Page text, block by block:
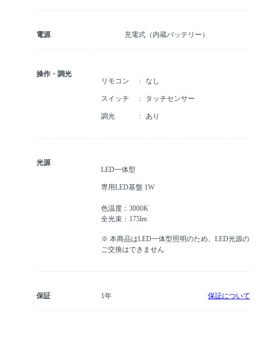
電源 充電式（内蔵バッテリー）
操作・調光
リモコン
なし
スイッチ タッチセンサー
調光 あり
光源
LED一体型
専用LED基盤 1W
色温度：3000K
全光束：175lm
※ 本商品はLED一体型照明のため、LED光源の
ご交換はできません
保証 1年 保証について